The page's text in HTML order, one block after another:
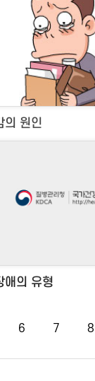
의 원인
애의 유형
6 7 8